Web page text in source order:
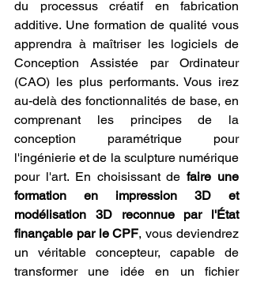
du processus créatif en fabrication
additive. Une formation de qualité vous
apprendra à maîtriser les logiciels de
Conception Assistée par Ordinateur
(CAO) les plus performants. Vous irez
au-delà des fonctionnalités de base, en
comprenant les principes de la
conception paramétrique pour
l'ingénierie et de la sculpture numérique
pour l'art. En choisissant de faire une
formation en impression 3D et
modélisation 3D reconnue par l'État
finançable par le CPF, vous deviendrez
un véritable concepteur, capable de
transformer une idée en un fichier